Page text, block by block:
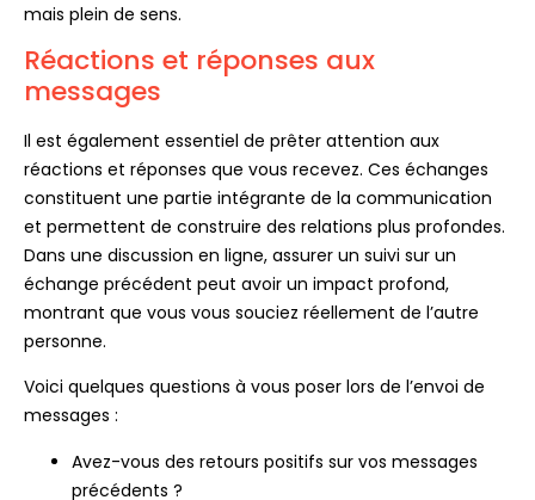
mais plein de sens.
Réactions et réponses aux
messages
Il est également essentiel de prêter attention aux
réactions et réponses que vous recevez. Ces échanges
constituent une partie intégrante de la communication
et permettent de construire des relations plus profondes.
Dans une discussion en ligne, assurer un suivi sur un
échange précédent peut avoir un impact profond,
montrant que vous vous souciez réellement de l’autre
personne.
Voici quelques questions à vous poser lors de l’envoi de
messages :
Avez-vous des retours positifs sur vos messages
précédents ?